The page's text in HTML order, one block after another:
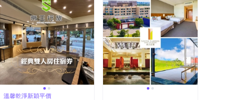
溫馨乾淨新穎平價